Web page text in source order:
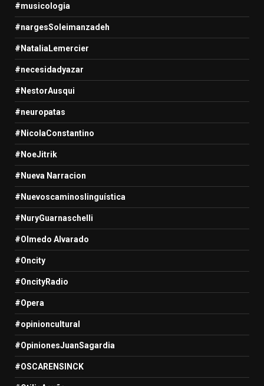
#musicologia
#nargesSoleimanzadeh
#NataliaLemercier
#necesidadyazar
#NestorAusqui
#neuropatas
#NicolaConstantino
#NoeJitrik
#Nueva Narracion
#Nuevoscaminoslinguística
#NuryGuarnaschelli
#Olmedo Alvarado
#Oncity
#OncityRadio
#Opera
#opinioncultural
#OpinionesJuanSagardia
#OSCARENSINCK